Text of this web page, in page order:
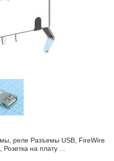
реле Разъемы USB, FireWire
на плату ...